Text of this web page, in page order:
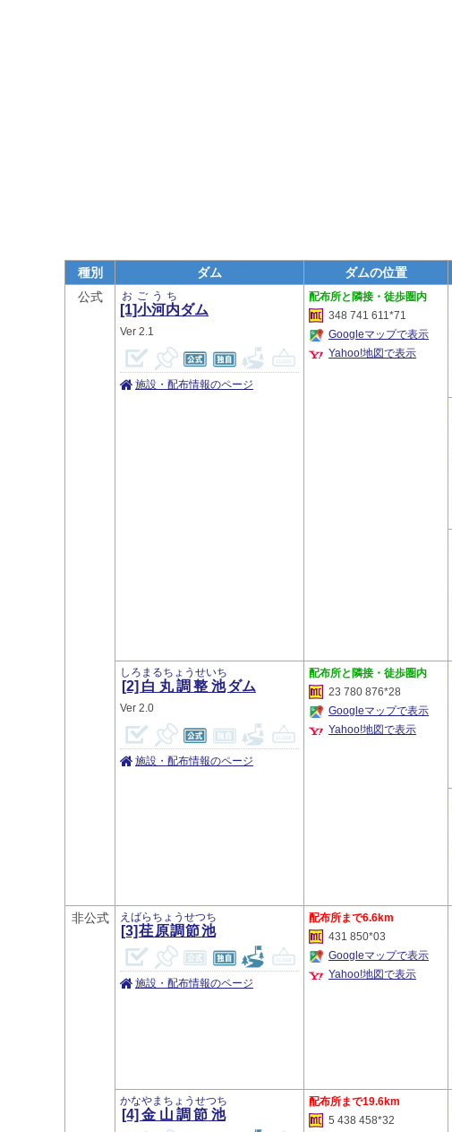
種別 ダム ダムの位置
公式
[1]小河内
おごうち
ダム
2.1
施設・配布情報のページ
隣接・徒歩圏内
348 741 611*71
Googleマップで表示
Yahoo!地図で表示
[2]白丸調整池
しろまるちょうせいち
ダム
2.0
施設・配布情報のページ
隣接・徒歩圏内
23 780 876*28
Googleマップで表示
Yahoo!地図で表示
非公式
[3]荏原調節池
えばらちょうせつち
施設・配布情報のページ
6.6km
431 850*03
Googleマップで表示
Yahoo!地図で表示
[4]金山調節池
かなやまちょうせつち
19.6km
5 438 458*32